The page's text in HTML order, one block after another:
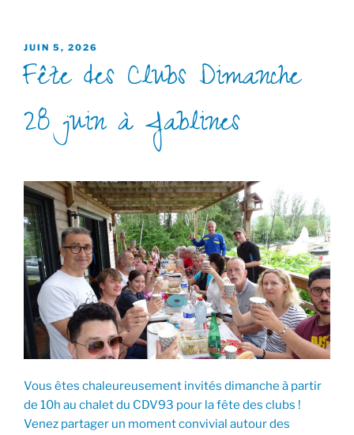
PUBLIÉ
LE
JUIN 5, 2026
Fête des Clubs Dimanche
28 juin à Jablines
Vous êtes chaleureusement invités dimanche à partir
de 10h au chalet du CDV93 pour la fête des clubs !
Venez partager un moment convivial autour des